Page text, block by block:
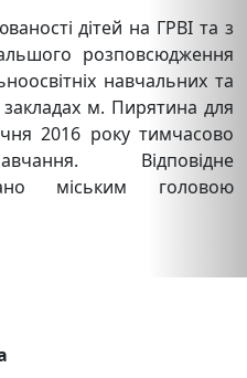
дітей на ГРВІ та з
розповсюдження
навчальних та
м. Пирятина для
2016 року тимчасово
Відповідне
міським головою